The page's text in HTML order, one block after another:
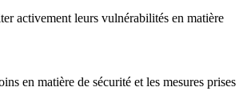
activement leurs vulnérabilités en matière
en matière de sécurité et les mesures prises